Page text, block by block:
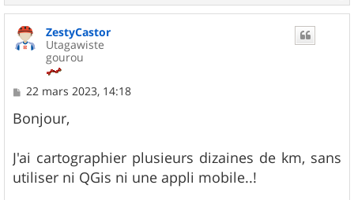
a
ZestyCastor
Utagawiste
gourou
M
s
s
g
e
22 mars 2023, 14:18
Bonjour,
J'ai cartographier plusieurs dizaines de km, sans
utiliser ni QGis ni une appli mobile..!